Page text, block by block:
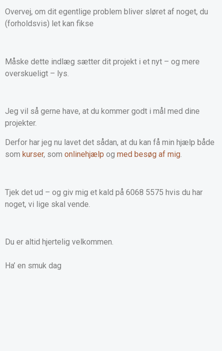
Overvej, om dit egentlige problem bliver sløret af noget, du
(forholdsvis) let kan fikse
Måske dette indlæg sætter dit projekt i et nyt – og mere
overskueligt – lys.
Jeg vil så gerne have, at du kommer godt i mål med dine
projekter.
Derfor har jeg nu lavet det sådan, at du kan få min hjælp både
som kurser, som onlinehjælp og med besøg af mig.
Tjek det ud – og giv mig et kald på 6068 5575 hvis du har
noget, vi lige skal vende.
Du er altid hjertelig velkommen.
Ha’ en smuk dag